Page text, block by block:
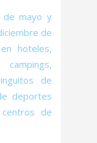
de mayo y
de
hoteles,
de
deportes
de